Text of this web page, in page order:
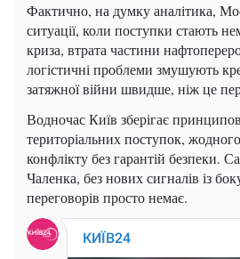
Фактично, на думку аналітика,
ситуації, коли поступки стають
криза, втрата частини
логістичні проблеми змушують
затяжної війни швидше, ніж це
Водночас Київ зберігає
територіальних поступок,
конфлікту без гарантій безпеки.
Чаленка, без нових сигналів із
переговорів просто немає.